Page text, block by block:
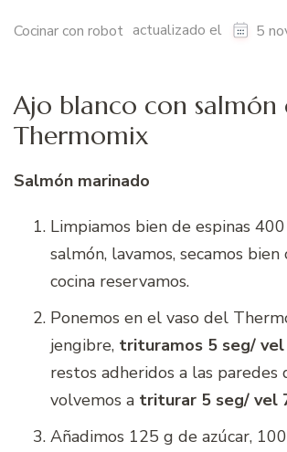
Cocinar con robot actualizado el 5
Ajo blanco con salmón
Thermomix
Salmón marinado
Limpiamos bien de espinas
salmón, lavamos, secamos
cocina reservamos.
Ponemos en el vaso del
jengibre, trituramos 5 seg/ vel
restos adheridos a las paredes
volvemos a triturar 5 seg/ vel
Añadimos 125 g de azúcar,